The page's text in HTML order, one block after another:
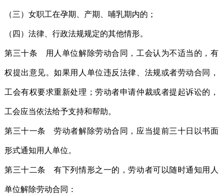
（三）女职工在孕期、产期、哺乳期内的；
（四）法律、行政法规规定的其他情形。
第三十条 用人单位解除劳动合同，工会认为不适当的，有
权提出意见。如果用人单位违反法律、法规或者劳动合同，
工会有权要求重新处理；劳动者申请仲裁或者提起诉讼的，
工会应当依法给予支持和帮助。
第三十一条 劳动者解除劳动合同，应当提前三十日以书面
形式通知用人单位。
第三十二条 有下列情形之一的，劳动者可以随时通知用人
单位解除劳动合同：